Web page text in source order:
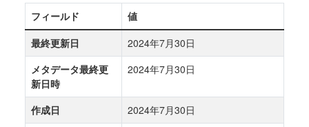
フィールド
値
最終更新日
2024年7月30日
メタデータ最終更
新日時
2024年7月30日
作成日
2024年7月30日